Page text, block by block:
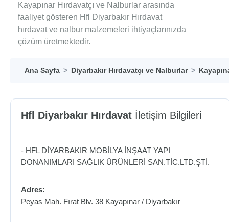
Kayapınar Hırdavatçı ve Nalburlar arasında
faaliyet gösteren Hfl Diyarbakır Hırdavat
hırdavat ve nalbur malzemeleri ihtiyaçlarınızda
çözüm üretmektedir.
Ana Sayfa Diyarbakır Hırdavatçı ve Nalburlar
Hfl Diyarbakır Hırdavat İletişim Bilgileri
- HFL DİYARBAKIR MOBİLYA İNŞAAT YAPI
DONANIMLARI SAĞLIK ÜRÜNLERİ SAN.TİC.LTD.ŞTİ.
Adres:
Peyas Mah. Fırat Blv. 38 Kayapınar / Diyarbakır